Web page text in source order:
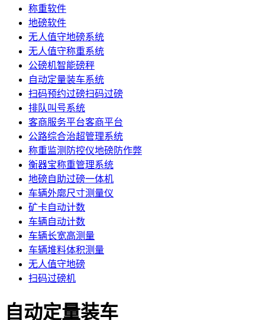
称重软件
地磅软件
无人值守地磅系统
无人值守称重系统
公磅机智能磅秤
自动定量装车系统
扫码预约过磅扫码过磅
排队叫号系统
客商服务平台客商平台
公路综合治超管理系统
称重监测防控仪地磅防作弊
衡器宝称重管理系统
地磅自助过磅一体机
车辆外廓尺寸测量仪
矿卡自动计数
车辆自动计数
车辆长宽高测量
车辆堆料体积测量
无人值守地磅
扫码过磅机
自动定量装车